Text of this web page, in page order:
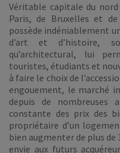
Véritable capitale du
Paris, de Bruxelles et
possède indéniablement
d’art et d’histoire,
qu’architectural, lui
touristes, étudiants et
à faire le choix de
engouement, le marché
depuis de nombreuses
constante des prix des
propriétaire d’un
bien augmenter de plus de
envie aux futurs